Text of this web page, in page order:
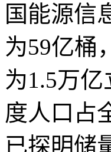
国能源信
为59亿桶
为1.5万
度人口占
已探明储